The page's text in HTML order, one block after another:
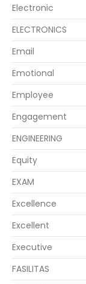
Electronic
ELECTRONICS
Email
Emotional
Employee
Engagement
ENGINEERING
Equity
EXAM
Excellence
Excellent
Executive
FASILITAS